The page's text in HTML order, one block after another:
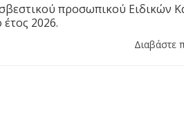
προσωπικού Ειδικών
2026.
Διαβάστε